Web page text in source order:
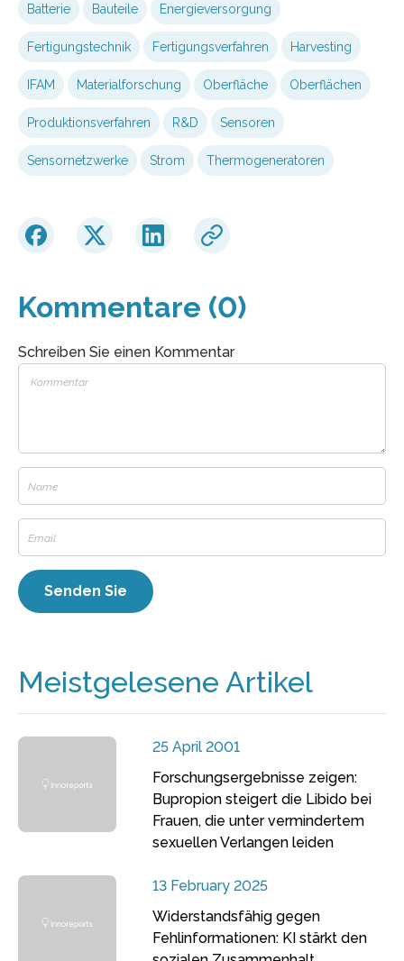
Batterie Bauteile Energieversorgung
Fertigungstechnik Fertigungsverfahren Harvesting
IFAM Materialforschung Oberfläche Oberflächen
Produktionsverfahren R&D Sensoren
Sensornetzwerke Strom Thermogeneratoren
Kommentare (0)
Schreiben Sie einen Kommentar
Meistgelesene Artikel
25 April 2001
Forschungsergebnisse zeigen:
Bupropion steigert die Libido bei
Frauen, die unter vermindertem
sexuellen Verlangen leiden
13 February 2025
Widerstandsfähig gegen
Fehlinformationen: KI stärkt den